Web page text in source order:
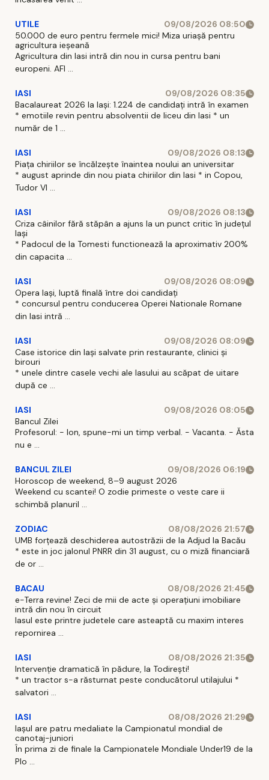
UTILE
09/08/2026 08:50
50.000 de euro pentru fermele mici! Miza uriașă pentru
agricultura ieșeană
Agricultura din Iasi intră din nou in cursa pentru bani
europeni. AFI ...
IASI
09/08/2026 08:35
Bacalaureat 2026 la Iași: 1.224 de candidați intră în examen
* emotiile revin pentru absolventii de liceu din Iasi * un
număr de 1 ...
IASI
09/08/2026 08:13
Piața chiriilor se încălzește înaintea noului an universitar
* august aprinde din nou piata chiriilor din Iasi * in Copou,
Tudor Vl ...
IASI
09/08/2026 08:13
Criza câinilor fără stăpân a ajuns la un punct critic în județul
Iași
* Padocul de la Tomesti functionează la aproximativ 200%
din capacita ...
IASI
09/08/2026 08:09
Opera Iași, luptă finală între doi candidați
* concursul pentru conducerea Operei Nationale Romane
din Iasi intră ...
IASI
09/08/2026 08:09
Case istorice din Iași salvate prin restaurante, clinici și
birouri
* unele dintre casele vechi ale Iasului au scăpat de uitare
după ce ...
IASI
09/08/2026 08:05
Bancul Zilei
Profesorul: - Ion, spune-mi un timp verbal. - Vacanta. - Ăsta
nu e ...
BANCUL ZILEI
09/08/2026 06:19
Horoscop de weekend, 8–9 august 2026
Weekend cu scantei! O zodie primeste o veste care ii
schimbă planuril ...
ZODIAC
08/08/2026 21:57
UMB forțează deschiderea autostrăzii de la Adjud la Bacău
* este in joc jalonul PNRR din 31 august, cu o miză financiară
de or ...
BACAU
08/08/2026 21:45
e-Terra revine! Zeci de mii de acte și operațiuni imobiliare
intră din nou în circuit
Iasul este printre judetele care asteaptă cu maxim interes
repornirea ...
IASI
08/08/2026 21:35
Intervenție dramatică în pădure, la Todirești!
* un tractor s-a răsturnat peste conducătorul utilajului *
salvatori ...
IASI
08/08/2026 21:29
Iaşul are patru medaliate la Campionatul mondial de
canotaj-juniori
În prima zi de finale la Campionatele Mondiale Under19 de la
Plo ...